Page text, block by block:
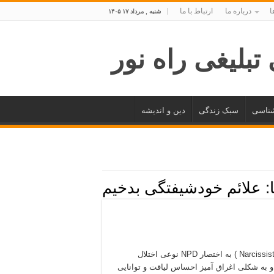
شنبه , مرداد ۱۷ ۱۴۰۵ ارتباط با ما درباره ما
دین و اندیشه سبک زندگی
علائم خودشیفتگی بدخیم
اختلال شخصیت خود شیفته ( به انگلیسی : Narcissistic personality disorder ) به اختصار NPD نوعی اختلال
شکلی اغراق آمیز احساس لیاقت و توانایی